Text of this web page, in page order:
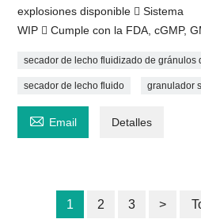
explosiones disponible  Sistema
WIP  Cumple con la FDA, cGMP,
secador de lecho fluidizado de gránulos
secador de lecho fluido granulador
 Email Detalles
1 2 3 >